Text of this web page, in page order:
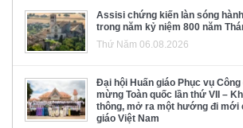
Assisi chứng kiến làn sóng
trong năm kỷ niệm 800 năm
Thứ Năm 06.08.2026
Đại hội Huấn giáo Phục vụ
mừng Toàn quốc lần thứ VII –
thông, mở ra một hướng đi mới
giáo Việt Nam